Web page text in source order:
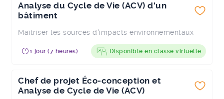
Analyse du Cycle de Vie (ACV) d'un
bâtiment
Maîtriser les sources d'impacts environnementaux
1 jour (7 heures) Disponible en classe virtuelle
Chef de projet Éco-conception et
Analyse de Cycle de Vie (ACV)